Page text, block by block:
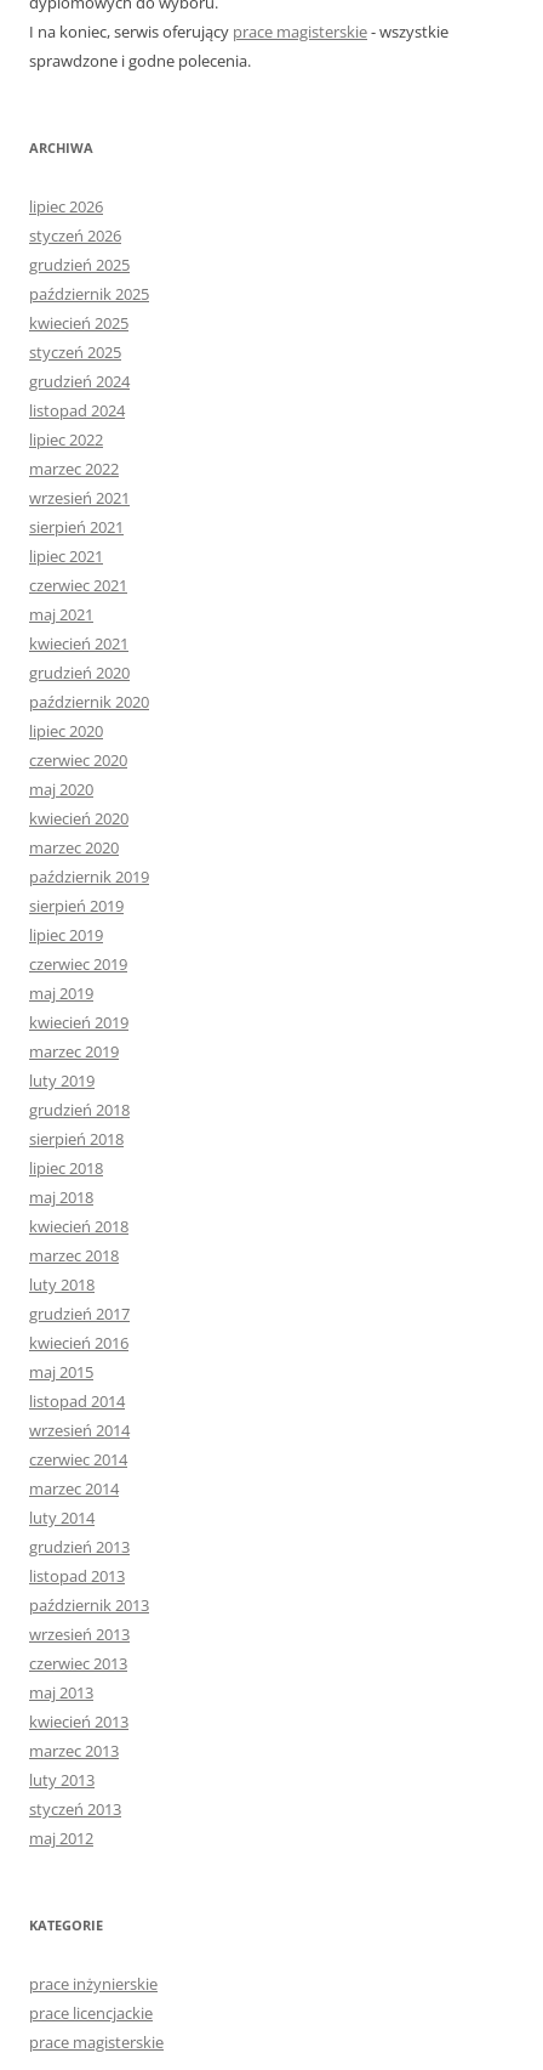
I na koniec, serwis oferujący prace magisterskie- wszystkie
sprawdzone i godne polecenia.
ARCHIWA
lipiec 2026
styczeń 2026
grudzień 2025
październik 2025
kwiecień 2025
styczeń 2025
grudzień 2024
listopad 2024
lipiec 2022
marzec 2022
wrzesień 2021
sierpień 2021
lipiec 2021
czerwiec 2021
maj 2021
kwiecień 2021
grudzień 2020
październik 2020
lipiec 2020
czerwiec 2020
maj 2020
kwiecień 2020
marzec 2020
październik 2019
sierpień 2019
lipiec 2019
czerwiec 2019
maj 2019
kwiecień 2019
marzec 2019
luty 2019
grudzień 2018
sierpień 2018
lipiec 2018
maj 2018
kwiecień 2018
marzec 2018
luty 2018
grudzień 2017
kwiecień 2016
maj 2015
listopad 2014
wrzesień 2014
czerwiec 2014
marzec 2014
luty 2014
grudzień 2013
listopad 2013
październik 2013
wrzesień 2013
czerwiec 2013
maj 2013
kwiecień 2013
marzec 2013
luty 2013
styczeń 2013
maj 2012
KATEGORIE
prace inżynierskie
prace licencjackie
prace magisterskie